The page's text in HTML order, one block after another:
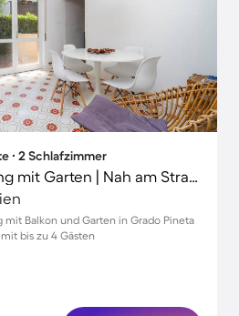
∙ 2 Schlafzimmer
Tolle Ferienwohnung mit Garten | Nah am Strand
Balkon und Garten in Grado Pineta
bis zu 4 Gästen